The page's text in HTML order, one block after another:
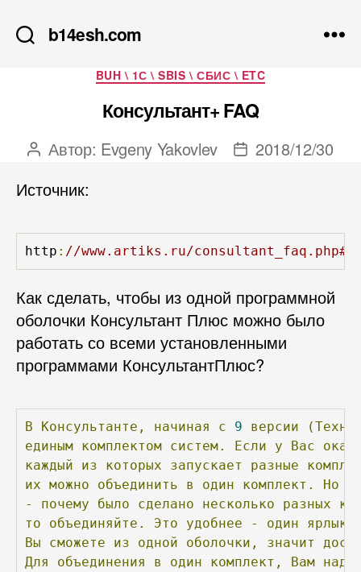
b14esh.com
Рубрики
BUH \ 1С \ SBIS \ СБИС \ ETC
Консультант+ FAQ
Автор
Автор: Evgeny Yakovlev
Дата2018/12/30
Источник:
http : //www.artiks.ru/consultant_faq.php#3
Как сделать, чтобы из одной программной
оболочки Консультант Плюс можно было
работать со всеми установленными
программами КонсультантПлюс?
В Консультанте, начиная с 9 версии
единым комплектом систем. Если у Вас
каждый
из которых запускает разные
их можно объединить в один комплект. Но
-
почему было сделано несколько разных
то
объединяйте. Это удобнее - один ярлык
Вы
сможете из одной оболочки, значит
Для
объединения в один комплект, Вам надо